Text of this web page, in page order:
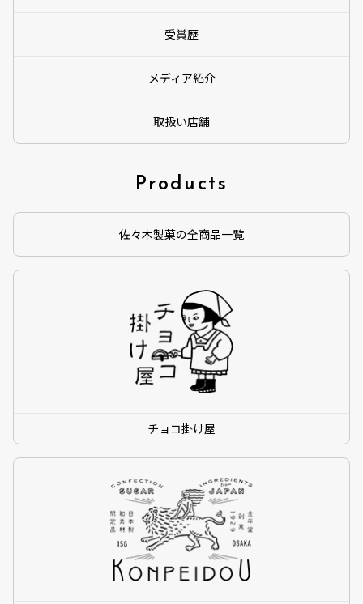
受賞歴
メディア紹介
取扱い店舗
Products
佐々木製菓の全商品一覧
チョコ掛け屋